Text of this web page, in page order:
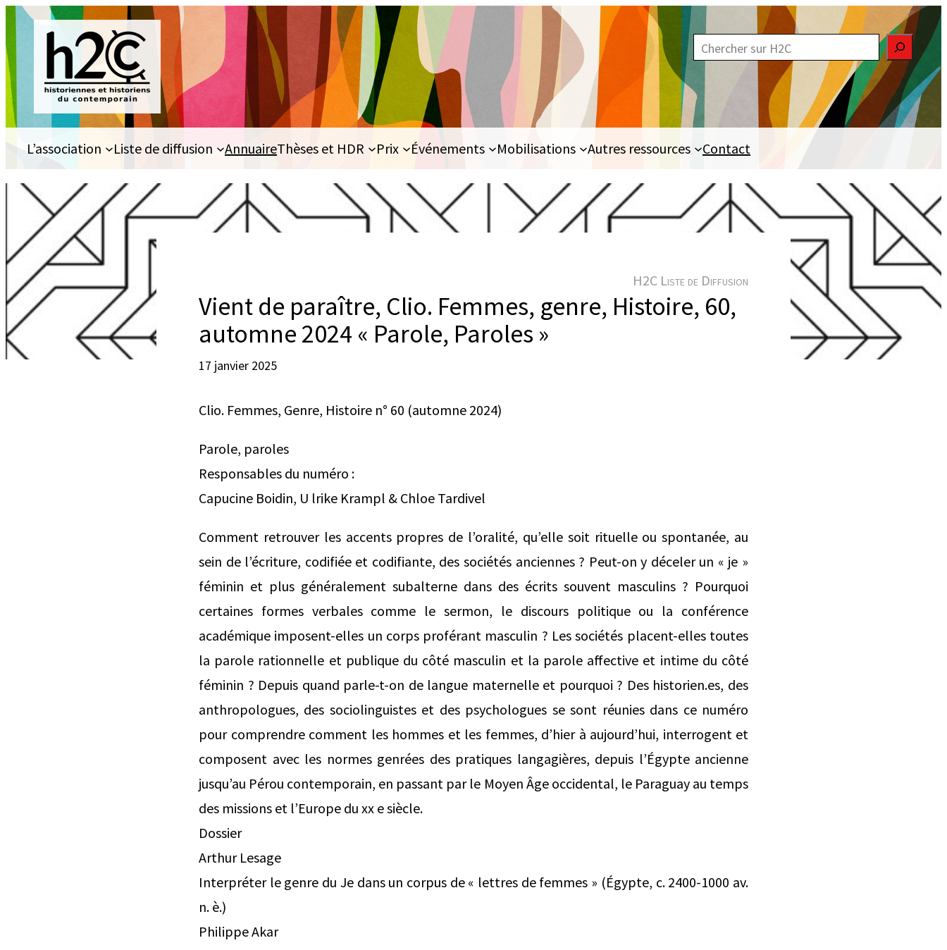
Aller
au
contenu
c
h
e
c
L’association Liste de diffusion AnnuaireThèses et HDR Prix Événements Mobilisations Autres ressources Contact
H2C Liste de Diffusion
Vient de paraître, Clio. Femmes, genre, Histoire, 60,
automne 2024 « Parole, Paroles »
17 janvier 2025
Clio. Femmes, Genre, Histoire n° 60 (automne 2024)
Parole, paroles
Responsables du numéro :
Capucine Boidin, U lrike Krampl & Chloe Tardivel
Comment retrouver les accents propres de l’oralité, qu’elle soit rituelle ou spontanée, au
sein de l’écriture, codifiée et codifiante, des sociétés anciennes ? Peut-on y déceler un « je »
féminin et plus généralement subalterne dans des écrits souvent masculins ? Pourquoi
certaines formes verbales comme le sermon, le discours politique ou la conférence
académique imposent-elles un corps proférant masculin ? Les sociétés placent-elles toutes
la parole rationnelle et publique du côté masculin et la parole affective et intime du côté
féminin ? Depuis quand parle-t-on de langue maternelle et pourquoi ? Des historien.es, des
anthropologues, des sociolinguistes et des psychologues se sont réunies dans ce numéro
pour comprendre comment les hommes et les femmes, d’hier à aujourd’hui, interrogent et
composent avec les normes genrées des pratiques langagières, depuis l’Égypte ancienne
jusqu’au Pérou contemporain, en passant par le Moyen Âge occidental, le Paraguay au temps
des missions et l’Europe du xx e siècle.
Dossier
Arthur Lesage
Interpréter le genre du Je dans un corpus de « lettres de femmes » (Égypte, c. 2400-1000 av.
n. è.)
Philippe Akar